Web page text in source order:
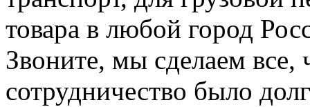
товара в любой город
Звоните, мы сделаем
сотрудничество было